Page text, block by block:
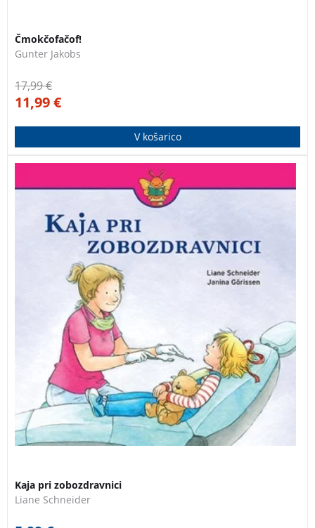
Čmokčofačof!
Gunter Jakobs
17,99€
11,99€
V košarico
Kaja odkrije droben madež na zobu in mora k
Kaja pri zobozdravnici
Liane Schneider